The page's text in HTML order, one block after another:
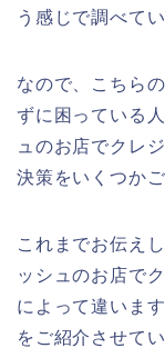
う感じで調べて
なので、こちら
ずに困っている
ュのお店でクレ
決策をいくつか
これまでお伝え
ッシュのお店で
によって違いま
をご紹介させて